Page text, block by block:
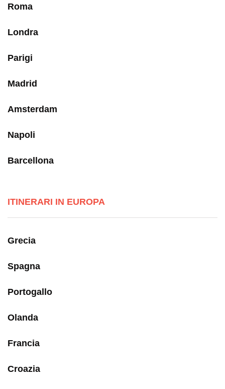
Roma
Londra
Parigi
Madrid
Amsterdam
Napoli
Barcellona
ITINERARI IN EUROPA
Grecia
Spagna
Portogallo
Olanda
Francia
Croazia